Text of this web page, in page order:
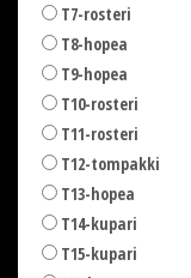
T7-rosteri
T8-hopea
T9-hopea
T10-rosteri
T11-rosteri
T12-tompakki
T13-hopea
T14-kupari
T15-kupari